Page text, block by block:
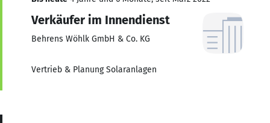
Verkäufer im Innendienst
Behrens Wöhlk GmbH & Co. KG
Vertrieb & Planung Solaranlagen